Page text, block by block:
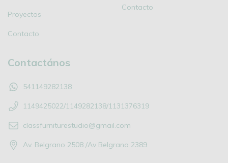
Proyectos
Contacto
Contacto
Contactános
541149282138
1149425022/1149282138/1131376319
classfurniturestudio@gmail.com
Av. Belgrano 2508 /Av Belgrano 2389